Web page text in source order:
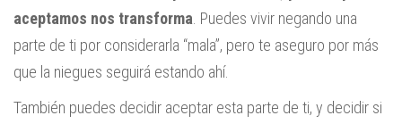
aceptamos nos transforma . Puedes vivir negando una
parte de ti por considerarla “mala”, pero te aseguro por más
que la niegues seguirá estando ahí.
También puedes decidir aceptar esta parte de ti, y decidir si